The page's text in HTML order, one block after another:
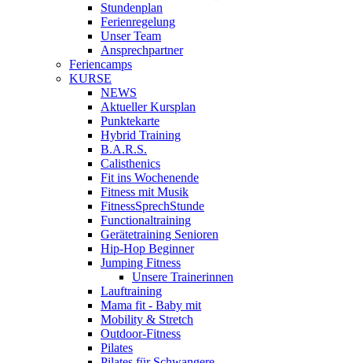
Stundenplan
Ferienregelung
Unser Team
Ansprechpartner
Feriencamps
KURSE
NEWS
Aktueller Kursplan
Punktekarte
Hybrid Training
B.A.R.S.
Calisthenics
Fit ins Wochenende
Fitness mit Musik
FitnessSprechStunde
Functionaltraining
Gerätetraining Senioren
Hip-Hop Beginner
Jumping Fitness
Unsere Trainerinnen
Lauftraining
Mama fit - Baby mit
Mobility & Stretch
Outdoor-Fitness
Pilates